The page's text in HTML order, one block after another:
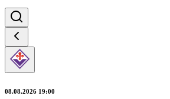
08.08.2026 19:00